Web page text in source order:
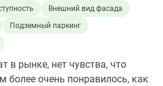
Внешний вид фасада
Подземный паркинг
в рынке, нет чувства, что
более очень понравилось, как